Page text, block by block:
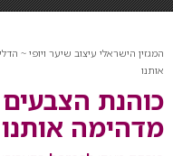
המגזין הישראלי עיצוב שיער ויופי ~
אותנו
כוהנת הצבעים
מדהימה אותנו